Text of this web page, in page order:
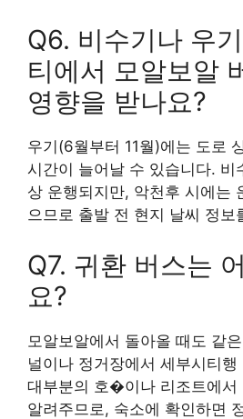
Q6. 비수기나 우
티에서 모알보알
영향을 받나요?
우기(6월부터 11월)에는 도로
시간이 늘어날 수 있습니다. 비
상 운행되지만, 악천후 시에는
으므로 출발 전 현지 날씨 정보
Q7. 귀환 버스는
요?
모알보알에서 돌아올 때도 같
널이나 정거장에서 세부시티
대부분의 호�이나 리조트에서
알려주므로, 숙소에 확인하면